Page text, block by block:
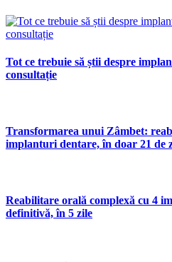
Tot ce trebuie să știi despre
consultație
Transformarea unui Zâmbet:
implanturi dentare, în doar 21 de
Reabilitare orală complexă cu 4
definitivă, în 5 zile